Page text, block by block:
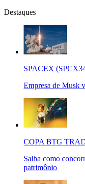
Destaques
SPACEX
Empresa de Musk
COPA BTG
Saiba como
patrimônio